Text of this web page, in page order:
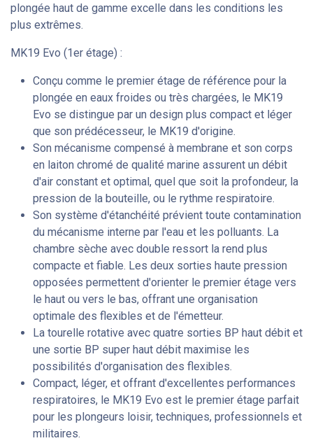
plongée haut de gamme excelle dans les conditions les
plus extrêmes.
MK19 Evo (1er étage) :
Conçu comme le premier étage de référence pour la
plongée en eaux froides ou très chargées, le MK19
Evo se distingue par un design plus compact et léger
que son prédécesseur, le MK19 d'origine.
Son mécanisme compensé à membrane et son corps
en laiton chromé de qualité marine assurent un débit
d'air constant et optimal, quel que soit la profondeur, la
pression de la bouteille, ou le rythme respiratoire.
Son système d'étanchéité prévient toute contamination
du mécanisme interne par l'eau et les polluants. La
chambre sèche avec double ressort la rend plus
compacte et fiable. Les deux sorties haute pression
opposées permettent d'orienter le premier étage vers
le haut ou vers le bas, offrant une organisation
optimale des flexibles et de l'émetteur.
La tourelle rotative avec quatre sorties BP haut débit et
une sortie BP super haut débit maximise les
possibilités d'organisation des flexibles.
Compact, léger, et offrant d'excellentes performances
respiratoires, le MK19 Evo est le premier étage parfait
pour les plongeurs loisir, techniques, professionnels et
militaires.